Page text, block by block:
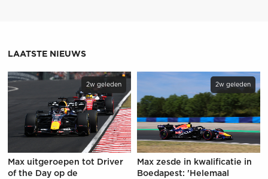
LAATSTE NIEUWS
2w geleden
Max uitgeroepen tot Driver
of the Day op de
2w geleden
Max zesde in kwalificatie in
Boedapest: 'Helemaal